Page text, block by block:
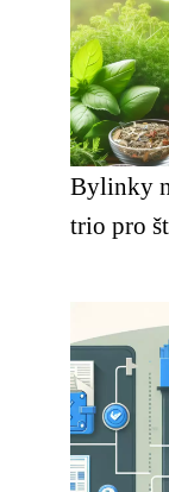
Bylinky
trio pro